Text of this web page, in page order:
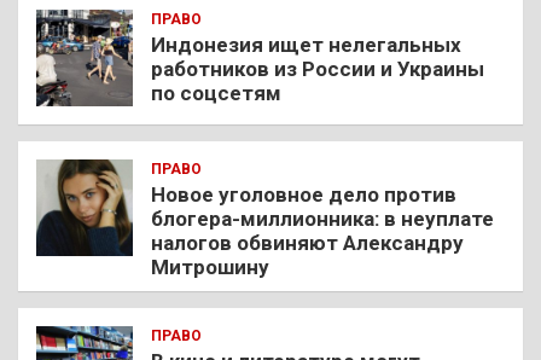
ПРАВО
Индонезия ищет нелегальных
работников из России и Украины
по соцсетям
ПРАВО
Новое уголовное дело против
блогера-миллионника: в неуплате
налогов обвиняют Александру
Митрошину
ПРАВО